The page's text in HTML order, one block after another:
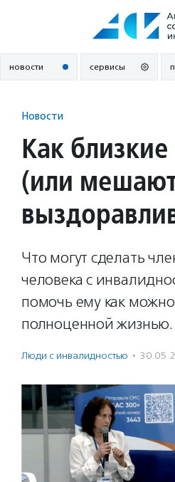
новости сервисы
Новости
Как
(или
Что могут сделать
человека с
помочь ему как
полноценной жизнью.
Люди с инвалидностью ·